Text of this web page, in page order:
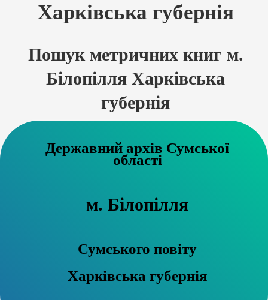
Харківська губернія
Пошук метричних книг м.
Білопілля Харківська
губернія
Державний архів Сумської
області
м. Білопілля
Сумського повіту
Харківська губернія